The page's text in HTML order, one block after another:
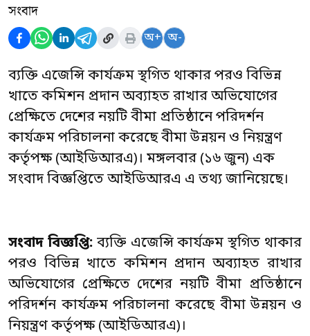
সংবাদ
অ+ অ-
ব্যক্তি এজেন্সি কার্যক্রম স্থগিত থাকার পরও বিভিন্ন
খাতে কমিশন প্রদান অব্যাহত রাখার অভিযোগের
প্রেক্ষিতে দেশের নয়টি বীমা প্রতিষ্ঠানে পরিদর্শন
কার্যক্রম পরিচালনা করেছে বীমা উন্নয়ন ও নিয়ন্ত্রণ
কর্তৃপক্ষ (আইডিআরএ)। মঙ্গলবার (১৬ জুন) এক
সংবাদ বিজ্ঞপ্তিতে আইডিআরএ এ তথ্য জানিয়েছে।
সংবাদ বিজ্ঞপ্তি:ব্যক্তি এজেন্সি কার্যক্রম স্থগিত থাকার
পরও বিভিন্ন খাতে কমিশন প্রদান অব্যাহত রাখার
অভিযোগের প্রেক্ষিতে দেশের নয়টি বীমা প্রতিষ্ঠানে
পরিদর্শন কার্যক্রম পরিচালনা করেছে বীমা উন্নয়ন ও
নিয়ন্ত্রণ কর্তৃপক্ষ (আইডিআরএ)।